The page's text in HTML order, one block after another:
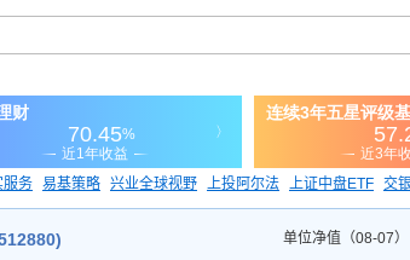
服务 易基策略 兴业全球视野 上投阿尔法 上证中盘ETF 交
单位净值（08-07）